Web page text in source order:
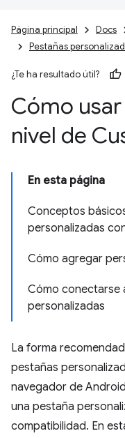
Página principal Docs
Pestañas
¿Te ha resultado útil?
Cómo
nivel de
En esta página
Conceptos
personalizadas
Cómo agregar
Cómo conectarse
personalizadas
La forma
pestañas
navegador de
una pestaña
compatibilidad. En